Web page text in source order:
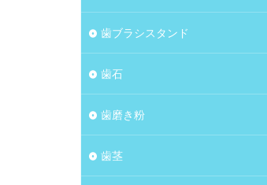
歯ブラシスタンド
歯石
歯磨き粉
歯茎